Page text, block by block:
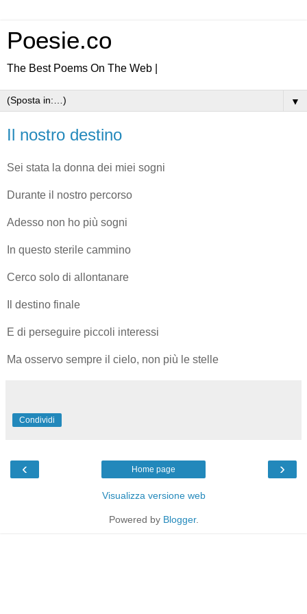
Poesie.co
The Best Poems On The Web |
▼
Il nostro destino
Sei stata la donna dei miei sogni
Durante il nostro percorso
Adesso non ho più sogni
In questo sterile cammino
Cerco solo di allontanare
Il destino finale
E di perseguire piccoli interessi
Ma osservo sempre il cielo, non più le stelle
Condividi
‹ ›
Home page
Visualizza versione web
Powered by Blogger.